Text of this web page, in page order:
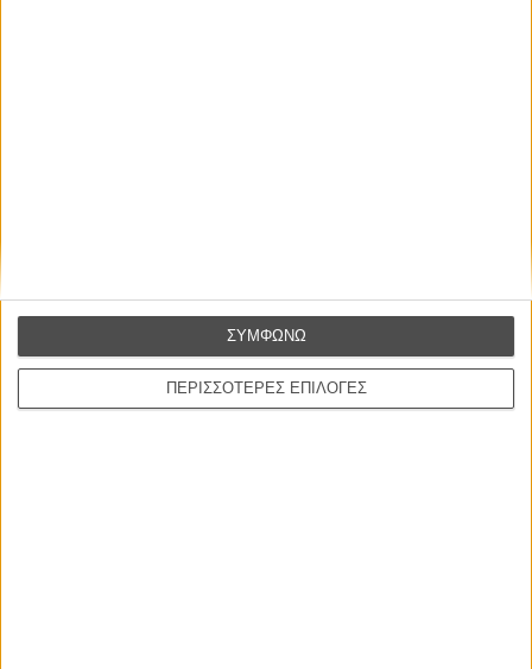
ΠΕΡΙΣΣΟΤΕΡΕΣ ΕΠΙΛΟΓΕΣ
ΣΥΜΦΩΝΩ
Εγγράψου στο εβδομαδιαίο newsletter μας.
ΕΓΓΡΑΦΗ
Θέλω να λαμβάνω τα newsletter σας.